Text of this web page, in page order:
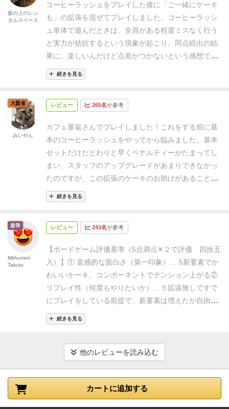
くなる。
ケーキカードの効果が追加される、注文カー
ドの総数が増えると言ったところで、情報量が増え、
基本のみに比べ明らかに長考するようになった。これ
の良し悪しについてはなんとも言えないが、基本をそ
のままゲーム感は重くしたと言った感じであった。
本と同様にトークンのケーキトークンもよく、追加ル
本を買った人なら、満足はでからと思う。あと地味に
追加の材料トレイが便利であった。
ーキカードの「お待ちください」が明らかに強かった
ので、誤訳じゃないか？とは疑いたくなった。とりあ
えずうちではゲームから抜こうとは思っている。
コーヒーラッシュをプレイした後に「ご一緒にケーキ
も」の拡張を混ぜてプレイしました。コーヒーラッシ
ュ単体で遊んだときは、全員がある程度ミスなく行う
と実力が拮抗するという現象が起こり、同点続出の結
果に。楽しいんだけど点差がつかないという感想でし
た。しかし、この拡張を入れたことで選択する場面や
できることが増え、運の要素はもちろんありますが点
ゲームが加速し、より多くの注文を同時に提供できる
は、選択ルールの「アップグレードタイルを自分で選
ぶ」、さらに拡張ではタイルを５枚選べる面が用意さ
れているので、４枚ではなく５枚にして遊ぶのが戦略
性がアップして楽しいのでは、と思いました。ゲーム
に慣れた人はぜひ挑戦してみてください。 「コーヒー
ラッシュ」のカップや材料にも共通することですが、
値します。コーヒーラッシュを遊ぶときには入れるべ
き良拡張だと思います。このゲームは、東京都日野市
の３００種類のボートゲームで遊べるレンタルスペー
スで遊ぶことができます。下記リンクから１０％オフ
で予約できますので、よければご利用ください。無料
ゴミ捨て 無料駐車場 利用最大人数２０人
続きを見る
坂の上のレン
タルスペース
レビュー 265名が参考
カフェ塞翁さんでプレイしました！ これをする前に基
本のコーヒーラッシュをやってから臨みました。基本
セットだけだとわりと早くペナルティーがたまってし
まい、スタッフのアップグレードがあまりできなかっ
たのですが、この拡張のケーキのお助けがあることで
かなり緩和されていまして、全員の能力をアップグレ
ードできたのですなわち戦略にも幅が広がって良い感
🩷ケーキがかわいらしくて、これまたドールハウスに
続きを見る
大賢者
みいやん
レビュー 243名が参考
【ボードゲーム評価基準（5点満点✕２で評価 四捨五
入）】 ① 直感的な面白さ（第一印象）… 5新要素でか
わいいケーキ。コンポーネントでテンション上がる②
リプレイ性（何度もやりたいか）…５拡張無しですで
にプレイをしている前提で、新要素は増えたが自由度
が増えて楽しい。
のかな楽しい
レイしている前提であれば特に問題なし
で◯④ プレイ時間と満足度のバランス…５時間的には
少し長いのかもしれないけど相手のターンでも考える
続きを見る
皇帝
Mithumori
Takuto
他のレビューを読み込む
カートに追加する